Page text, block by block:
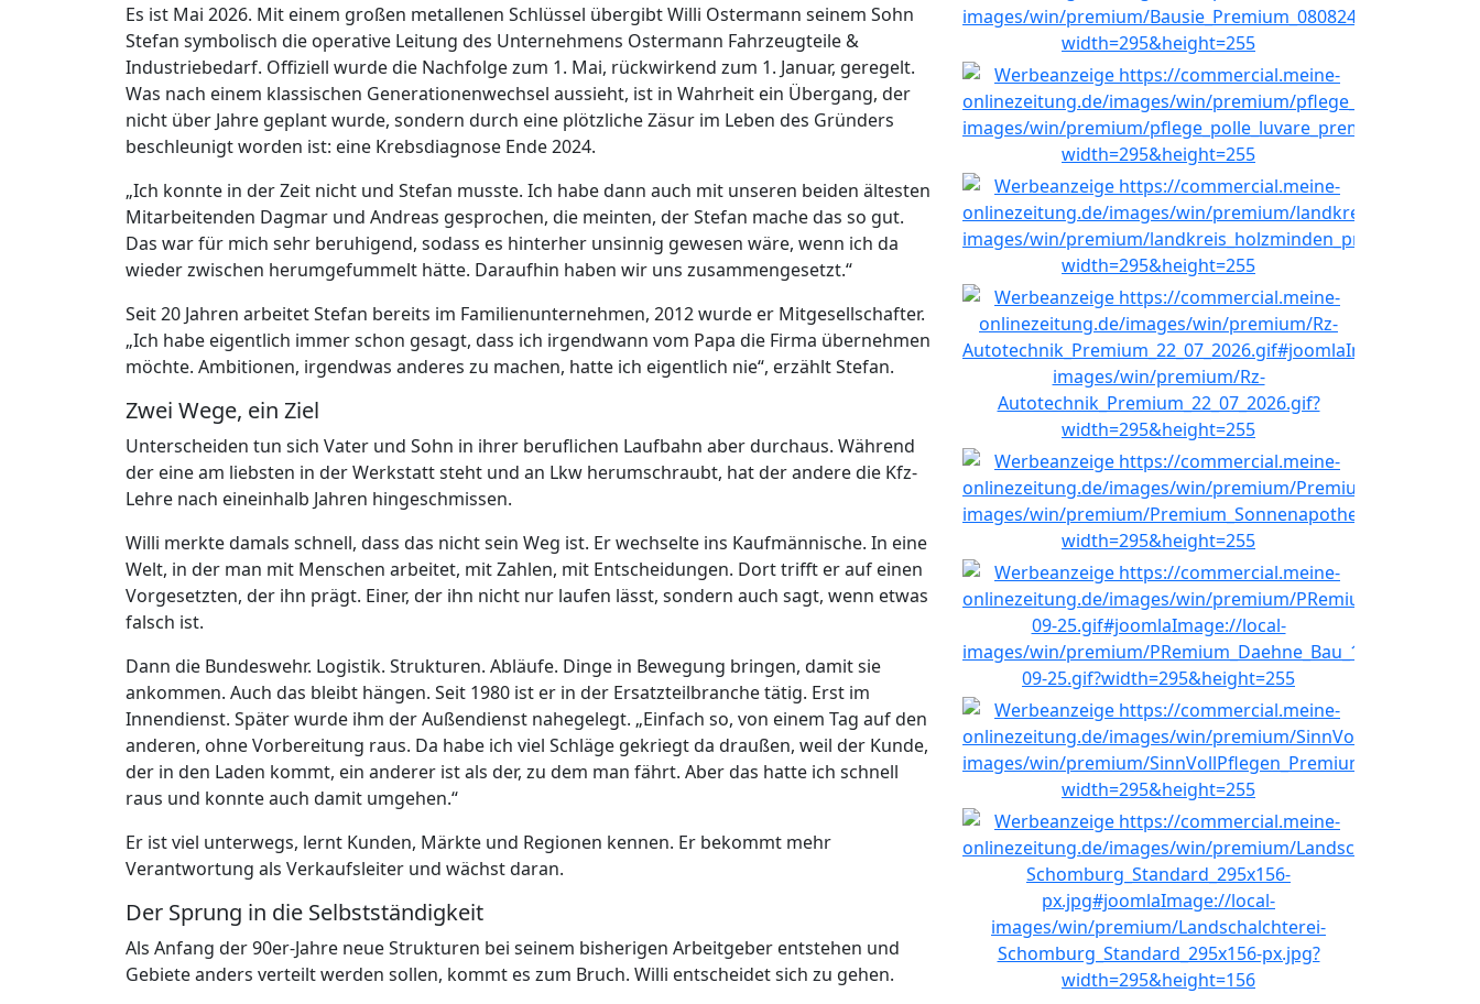
Es ist Mai 2026. Mit einem großen metallenen Schlüssel übergibt Willi Ostermann seinem Sohn
Stefan symbolisch die operative Leitung des Unternehmens Ostermann Fahrzeugteile &
Industriebedarf. Offiziell wurde die Nachfolge zum 1. Mai, rückwirkend zum 1. Januar, geregelt.
Was nach einem klassischen Generationenwechsel aussieht, ist in Wahrheit ein Übergang, der
nicht über Jahre geplant wurde, sondern durch eine plötzliche Zäsur im Leben des Gründers
beschleunigt worden ist: eine Krebsdiagnose Ende 2024.
„Ich konnte in der Zeit nicht und Stefan musste. Ich habe dann auch mit unseren beiden ältesten
Mitarbeitenden Dagmar und Andreas gesprochen, die meinten, der Stefan mache das so gut.
Das war für mich sehr beruhigend, sodass es hinterher unsinnig gewesen wäre, wenn ich da
wieder zwischen herumgefummelt hätte. Daraufhin haben wir uns zusammengesetzt.“
Seit 20 Jahren arbeitet Stefan bereits im Familienunternehmen, 2012 wurde er Mitgesellschafter.
„Ich habe eigentlich immer schon gesagt, dass ich irgendwann vom Papa die Firma übernehmen
möchte. Ambitionen, irgendwas anderes zu machen, hatte ich eigentlich nie“, erzählt Stefan.
Zwei Wege, ein Ziel
Unterscheiden tun sich Vater und Sohn in ihrer beruflichen Laufbahn aber durchaus. Während
der eine am liebsten in der Werkstatt steht und an Lkw herumschraubt, hat der andere die Kfz-
Lehre nach eineinhalb Jahren hingeschmissen.
Willi merkte damals schnell, dass das nicht sein Weg ist. Er wechselte ins Kaufmännische. In eine
Welt, in der man mit Menschen arbeitet, mit Zahlen, mit Entscheidungen. Dort trifft er auf einen
Vorgesetzten, der ihn prägt. Einer, der ihn nicht nur laufen lässt, sondern auch sagt, wenn etwas
falsch ist.
Dann die Bundeswehr. Logistik. Strukturen. Abläufe. Dinge in Bewegung bringen, damit sie
ankommen. Auch das bleibt hängen. Seit 1980 ist er in der Ersatzteilbranche tätig. Erst im
Innendienst. Später wurde ihm der Außendienst nahegelegt. „Einfach so, von einem Tag auf den
anderen, ohne Vorbereitung raus. Da habe ich viel Schläge gekriegt da draußen, weil der Kunde,
der in den Laden kommt, ein anderer ist als der, zu dem man fährt. Aber das hatte ich schnell
raus und konnte auch damit umgehen.“
Er ist viel unterwegs, lernt Kunden, Märkte und Regionen kennen. Er bekommt mehr
Verantwortung als Verkaufsleiter und wächst daran.
Der Sprung in die Selbstständigkeit
Als Anfang der 90er-Jahre neue Strukturen bei seinem bisherigen Arbeitgeber entstehen und
Gebiete anders verteilt werden sollen, kommt es zum Bruch. Willi entscheidet sich zu gehen.